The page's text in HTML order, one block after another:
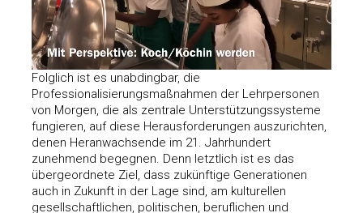
Folglich ist es unabdingbar, die
Professionalisierungsmaßnahmen der Lehrpersonen
von Morgen, die als zentrale Unterstützungssysteme
fungieren, auf diese Herausforderungen auszurichten,
denen Heranwachsende im 21. Jahrhundert
zunehmend begegnen. Denn letztlich ist es das
übergeordnete Ziel, dass zukünftige Generationen
auch in Zukunft in der Lage sind, am kulturellen
gesellschaftlichen, politischen, beruflichen und